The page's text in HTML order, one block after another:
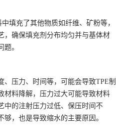
填充了其他物质如纤维、矿粉等，
，确保填充剂分布均匀并与基体材
题。
、压力、时间等，可能会导致TPE制
材料降解，压力过大可能导致材料
中的注射压力过低、保压时间不
，也是导致缩水的主要原因。